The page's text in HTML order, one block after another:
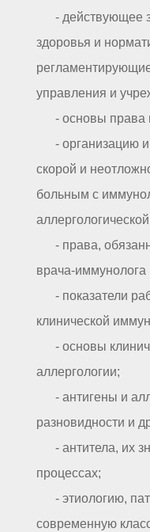
- действующее
здоровья и
управления и
- основы права
- организацию
скорой и
больным с
- права,
врача-иммунолога
- показатели
клинической
- основы
аллергологии;
- антигены и
разновидности и
- антитела, их
процессах;
- этиологию,
современную